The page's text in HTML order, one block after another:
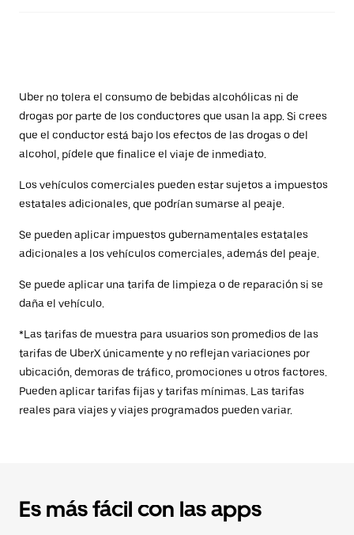
Uber no tolera el consumo de bebidas alcohólicas ni de
drogas por parte de los conductores que usan la app. Si crees
que el conductor está bajo los efectos de las drogas o del
alcohol, pídele que finalice el viaje de inmediato.
Los vehículos comerciales pueden estar sujetos a impuestos
estatales adicionales, que podrían sumarse al peaje.
Se pueden aplicar impuestos gubernamentales estatales
adicionales a los vehículos comerciales, además del peaje.
Se puede aplicar una tarifa de limpieza o de reparación si se
daña el vehículo.
*Las tarifas de muestra para usuarios son promedios de las
tarifas de UberX únicamente y no reflejan variaciones por
ubicación, demoras de tráfico, promociones u otros factores.
Pueden aplicar tarifas fijas y tarifas mínimas. Las tarifas
reales para viajes y viajes programados pueden variar.
Es más fácil con las apps